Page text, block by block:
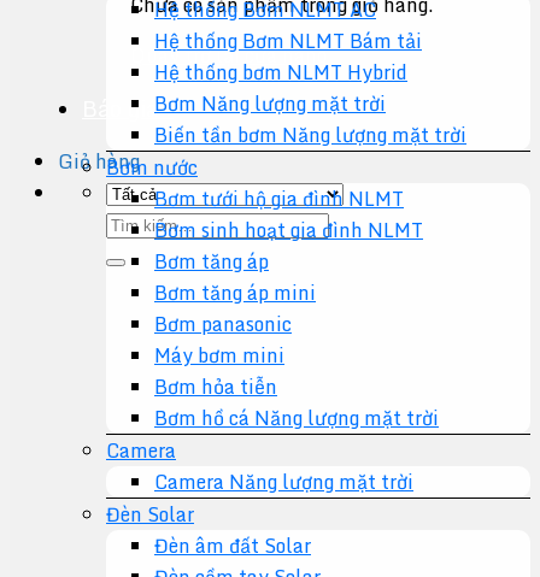
Quay trở lại cửa hàng
Báo giá +
Giỏ hàng
Tìm
kiếm:
Hệ thống Bơm NLMT AC
Hệ thống Bơm NLMT Bám tải
Hệ thống bơm NLMT Hybrid
Bơm Năng lượng mặt trời
Biến tần bơm Năng lượng mặt trời
Bơm nước
Bơm tưới hộ gia đình NLMT
Bơm sinh hoạt gia đình NLMT
Bơm tăng áp
Bơm tăng áp mini
Bơm panasonic
Máy bơm mini
Bơm hỏa tiễn
Bơm hồ cá Năng lượng mặt trời
Camera
Camera Năng lượng mặt trời
Đèn Solar
Đèn âm đất Solar